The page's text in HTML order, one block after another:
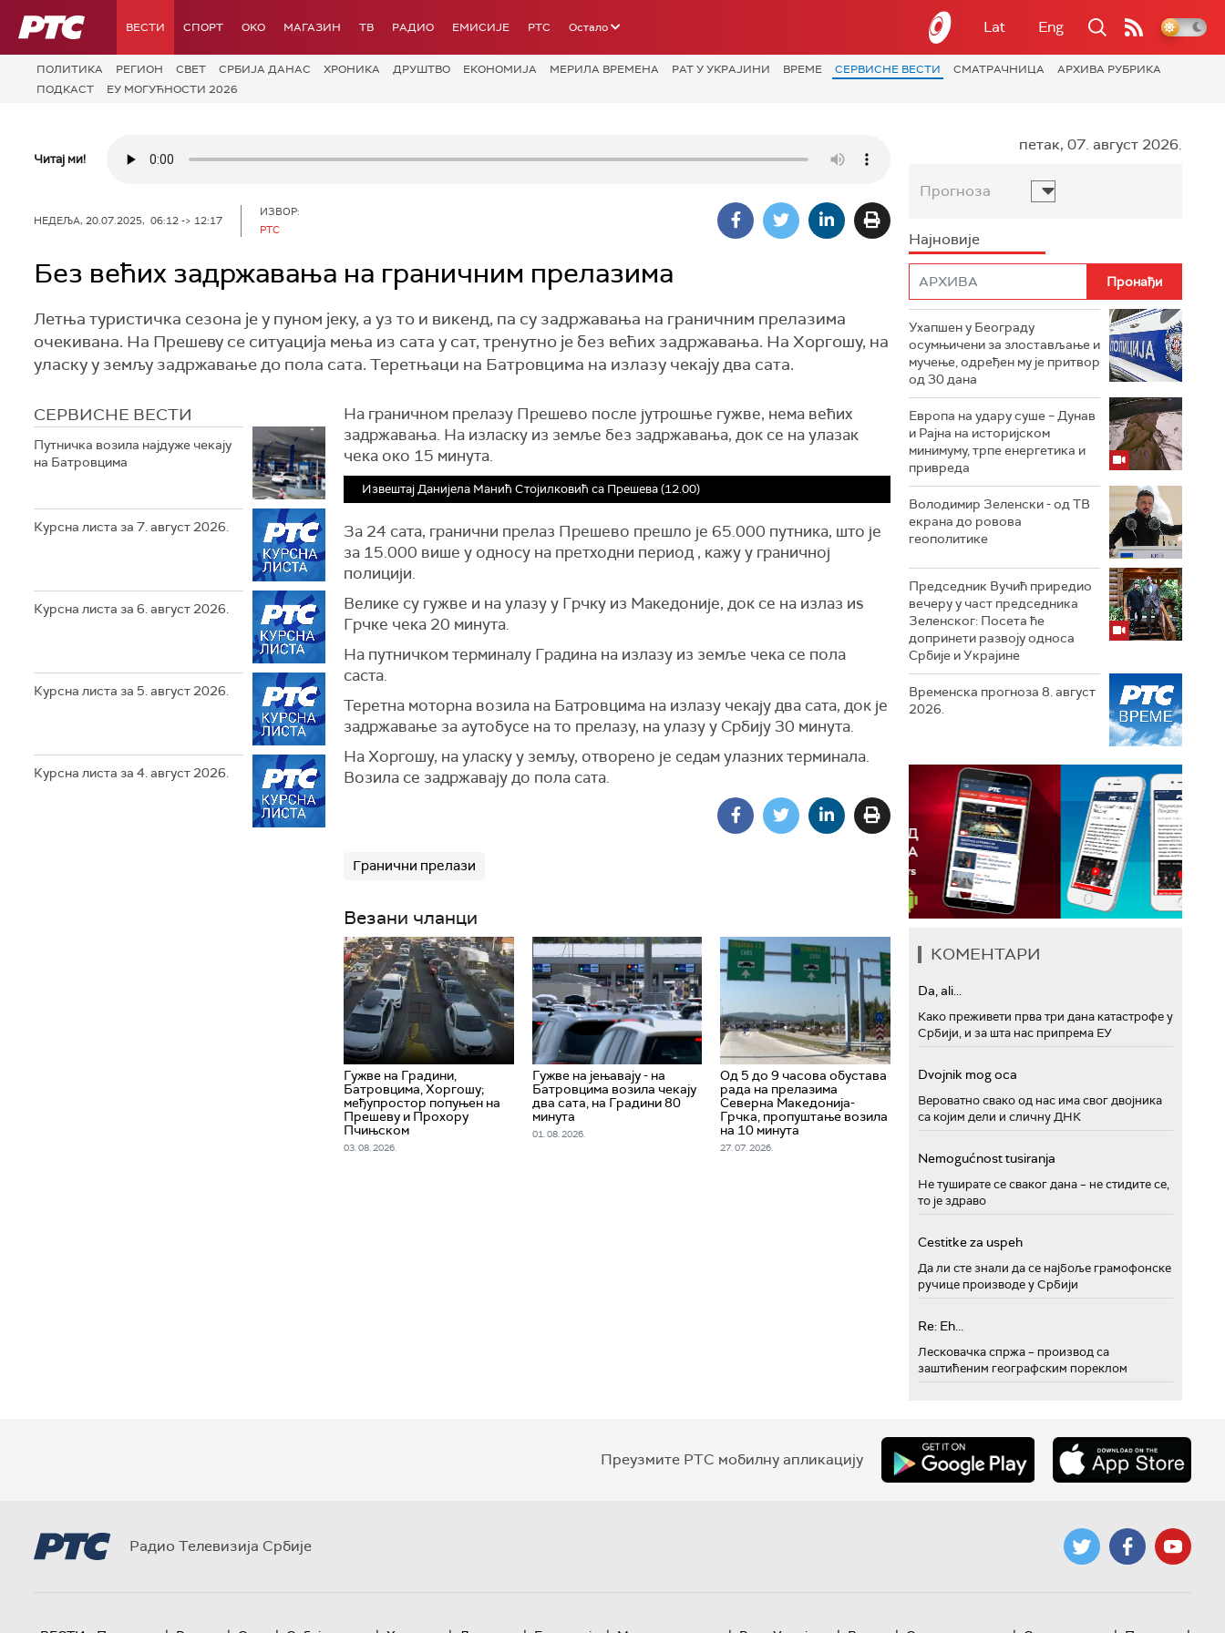
РТС ВЕСТИ СПОРТ OKO МАГАЗИН ТВ РАДИО ЕМИСИЈЕ РТС Остало Lat Eng
ПОЛИТИКА РЕГИОН СВЕТ СРБИЈА ДАНАС ХРОНИКА ДРУШТВО ЕКОНОМИЈА МЕРИЛА ВРЕМЕНА РАТ У УКРАЈИНИ ВРЕМЕ СЕРВИСНЕ ВЕСТИ СМАТРАЧНИЦА
АРХИВА РУБРИКА
ПОДКАСТ
ЕУ МОГУЋНОСТИ 2026
Читај ми!
НЕДЕЉА, 20.07.2025, 06:12 -> 12:17
ИЗВОР:
РТС
Без већих задржавања на граничним прелазима
Летња туристичка сезона је у пуном јеку, а уз то и викенд, па су задржавања на граничним прелазима
очекивана. На Прешеву се ситуација мења из сата у сат, тренутно је без већих задржавања. На Хоргошу, на
уласку у земљу задржавање до пола сата. Теретњаци на Батровцима на излазу чекају два сата.
СЕРВИСНЕ ВЕСТИ
Путничка возила најдуже чекају
на Батровцима
Курсна листа за 7. август 2026.
Курсна листа за 6. август 2026.
Курсна листа за 5. август 2026.
Курсна листа за 4. август 2026.
На граничном прелазу Прешево после јутрошње гужве, нема већих
задржавања. На изласку из земље без задржавања, док се на улазак
чека око 15 минута.
Извештај Данијела Манић Стојилковић са Прешева (12.00)
За 24 сата, гранични прелаз Прешево прешло је 65.000 путника, што је
за 15.000 више у односу на претходни период , кажу у граничној
полицији.
Велике су гужве и на улазу у Грчку из Македоније, док се на излаз иѕ
Грчке чека 20 минута.
На путничком терминалу Градина на излазу из земље чека се пола
саста.
Теретна моторна возила на Батровцима на излазу чекају два сата, док је
задржавање за аутобусе на то прелазу, на улазу у Србију 30 минута.
На Хоргошу, на уласку у земљу, отворено је седам улазних терминала.
Возила се задржавају до пола сата.
Гранични прелази
Везани чланци
Гужве на Градини,
Батровцима, Хоргошу;
међупростор попуњен на
Прешеву и Прохору
Пчињском
03. 08. 2026.
Гужве на јењавају - на
Батровцима возила чекају
два сата, на Градини 80
минута
01. 08. 2026.
Од 5 до 9 часова обустава
рада на прелазима
Северна Македонија-
Грчка, пропуштање возила
на 10 минута
27. 07. 2026.
петак, 07. август 2026.
Прогноза
Најновије
Ухапшен у Београду
осумњичени за злостављање и
мучење, одређен му је притвор
од 30 дана
Европа на удару суше – Дунав
и Рајна на историјском
минимуму, трпе енергетика и
привреда
Володимир Зеленски - од ТВ
екрана до ровова
геополитике
Председник Вучић приредио
вечеру у част председника
Зеленског: Посета ће
допринети развоју односа
Србије и Украјине
Временска прогноза 8. август
2026.
КОМЕНТАРИ
Da, ali...
Како преживети прва три дана катастрофе у
Србији, и за шта нас припрема ЕУ
Dvojnik mog oca
Вероватно свако од нас има свог двојника
са којим дели и сличну ДНК
Nemogućnost tusiranja
Не туширате се сваког дана – не стидите се,
то је здраво
Cestitke za uspeh
Да ли сте знали да се најбоље грамофонске
ручице производе у Србији
Re: Eh...
Лесковачка спржа – производ са
заштићеним географским пореклом
Преузмите РТС мобилну апликацију
Радио Телевизија Србије